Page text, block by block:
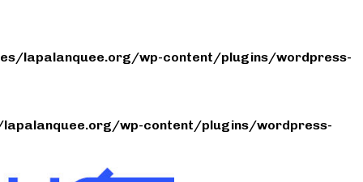
lapalanquee.org/wp-content/plugins/wordpress-
wp-content/plugins/wordpress-